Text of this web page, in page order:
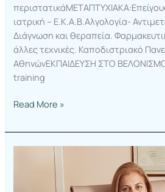
ιατρική – Ε.Κ.Α.Β.Αλγολογία-
Διάγνωση και θεραπεία.
άλλες τεχνικές. Καποδιστριακό
ΑθηνώνΕΚΠΑΙΔΕΥΣΗ ΣΤΟ
training
Read More »
Φιλιππίδη